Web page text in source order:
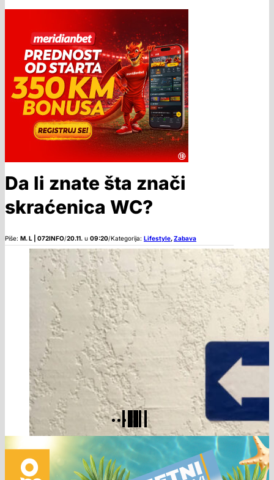
Da li znate šta znači
skraćenica WC?
Piše: M. L | 072INFO/20.11. u 09:20/Kategorija: Lifestyle,Zabava